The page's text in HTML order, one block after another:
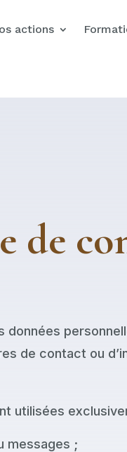
actions
de
données
de contact ou
utilisées
messages ;